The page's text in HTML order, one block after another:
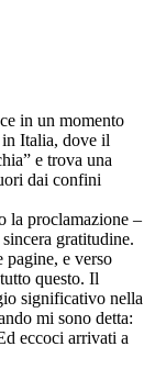
in un momento
Italia, dove il
e trova una
dai confini
la proclamazione –
gratitudine.
pagine, e verso
questo. Il
significativo nella
mi sono detta:
eccoci arrivati a